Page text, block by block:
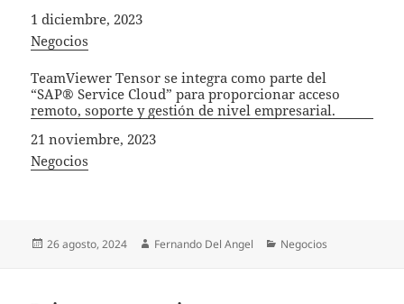
Fecha
1 diciembre, 2023
In relation to
Negocios
TeamViewer Tensor se integra como parte del
“SAP® Service Cloud” para proporcionar acceso
remoto, soporte y gestión de nivel empresarial.
Fecha
21 noviembre, 2023
In relation to
Negocios
Publicado
26 agosto, 2024 Autor
Fernando Del Angel Categorías
Negocios